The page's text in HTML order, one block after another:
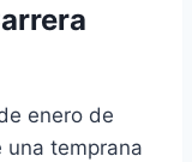
enero de
una temprana